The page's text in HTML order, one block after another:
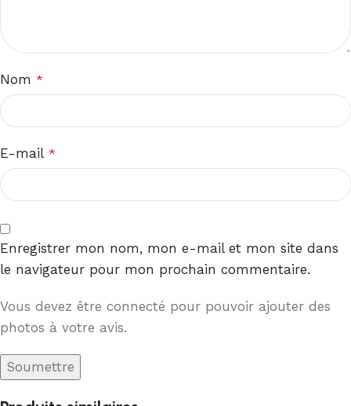
Nom *
E-mail *
Enregistrer mon nom, mon e-mail et mon site dans
le navigateur pour mon prochain commentaire.
Vous devez être connecté pour pouvoir ajouter des
photos à votre avis.